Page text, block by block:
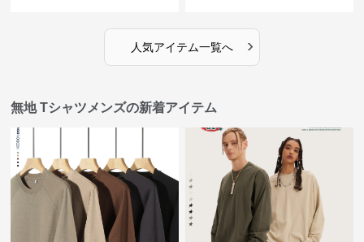
人気アイテム一覧へ ›
無地 Tシャツメンズの新着アイテム